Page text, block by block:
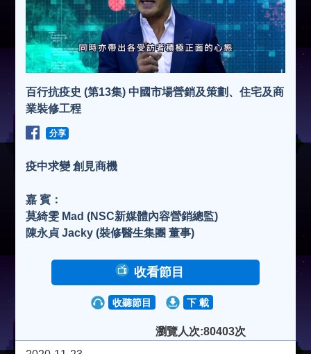
百行抗疫史 (第13集) 中國市場營銷及策劃、住宅及商
業裝修工程
分享
疫中求變 創見商機
嘉 賓：
莫綺雯 Mad (NSC新媒體內容營銷總監)
陳永貞 Jacky (裝修醫生集團 董事)
收看節目
收聽節目 下 載
瀏覽人次:80403次